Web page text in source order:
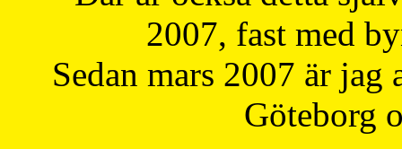
2007, fast med
Sedan mars 2007 är
Göteborg